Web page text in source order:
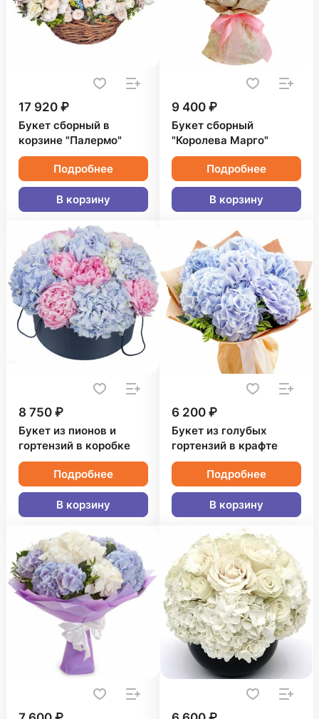
17 920 ₽
Букет сборный в
корзине "Палермо"
Подробнее
В корзину
9 400 ₽
Букет сборный
"Королева Марго"
Подробнее
В корзину
8 750 ₽
Букет из пионов и
гортензий в коробке
Подробнее
В корзину
6 200 ₽
Букет из голубых
гортензий в крафте
Подробнее
В корзину